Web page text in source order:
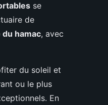
se
de
hamac, avec
du soleil et
ou le plus
En